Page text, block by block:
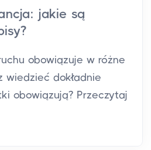
jakie są
obowiązuje w różne
wiedzieć dokładnie
obowiązują? Przeczytaj